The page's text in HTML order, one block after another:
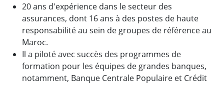
20 ans d'expérience dans le secteur des
assurances, dont 16 ans à des postes de haute
responsabilité au sein de groupes de référence au
Maroc.
Il a piloté avec succès des programmes de
formation pour les équipes de grandes banques,
notamment, Banque Centrale Populaire et Crédit